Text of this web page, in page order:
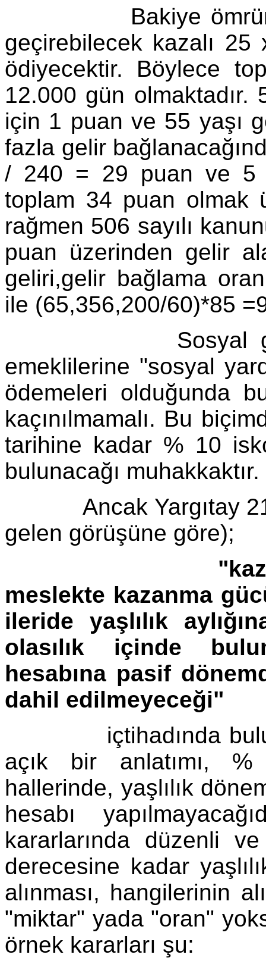
Bakiye ömrünün
geçirebilecek kazalı
ödiyecektir. Böylece
12.000 gün
için 1 puan ve 55 yaşı
fazla gelir
/ 240 = 29 puan ve 5
toplam 34 puan olmak
rağmen 506 sayılı
puan üzerinden gelir
geliri,gelir bağlama
ile (65,356,200/60)*85
Sosyal güvenlik
emeklilerine "sosyal
ödemeleri olduğunda
kaçınılmamalı. Bu
tarihine kadar % 10
bulunacağı muhakkaktır.
Ancak Yargıtay
gelen görüşüne göre);
meslekte kazanma
ileride yaşlılık
olasılık içinde
hesabına pasif
dahil edilmeyeceği"
içtihadında
açık bir anlatımı,
hallerinde, yaşlılık
hesabı
kararlarında düzenli
derecesine kadar
alınması, hangilerinin
"miktar" yada "oran"
örnek kararları şu: